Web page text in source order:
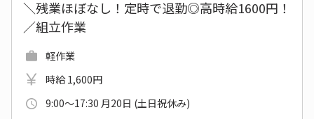
＼残業ほぼなし！定時で退勤◎高時給1600円！
／組立作業
軽作業
時給 1,600円
9:00～17:30 月20日 (土日祝休み)